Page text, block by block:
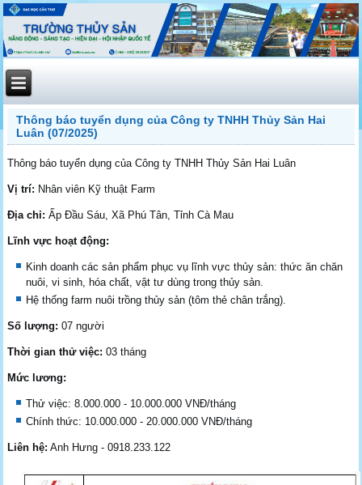
Thông báo tuyển dụng của Công ty TNHH Thủy Sản Hai
Luân (07/2025)
Thông báo tuyển dụng của Công ty TNHH Thủy Sản Hai Luân
Vị trí: Nhân viên Kỹ thuật Farm
Địa chỉ: Ấp Đầu Sáu, Xã Phú Tân, Tỉnh Cà Mau
Lĩnh vực hoạt động:
Kinh doanh các sản phẩm phục vụ lĩnh vực thủy sản: thức ăn chăn
nuôi, vi sinh, hóa chất, vật tư dùng trong thủy sản.
Hệ thống farm nuôi trồng thủy sản (tôm thẻ chân trắng).
Số lượng: 07 người
Thời gian thử việc: 03 tháng
Mức lương:
Thử việc: 8.000.000 - 10.000.000 VNĐ/tháng
Chính thức: 10.000.000 - 20.000.000 VNĐ/tháng
Liên hệ: Anh Hưng - 0918.233.122